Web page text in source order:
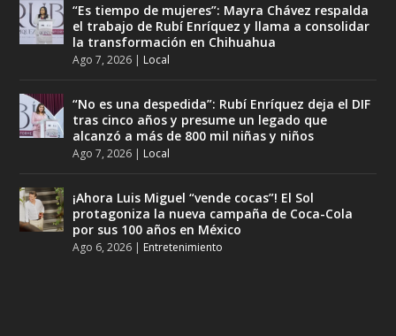
“Es tiempo de mujeres”: Mayra Chávez respalda
el trabajo de Rubí Enríquez y llama a consolidar
la transformación en Chihuahua
Ago 7, 2026 | Local
“No es una despedida”: Rubí Enríquez deja el DIF
tras cinco años y presume un legado que
alcanzó a más de 800 mil niñas y niños
Ago 7, 2026 | Local
¡Ahora Luis Miguel “vende cocas”! El Sol
protagoniza la nueva campaña de Coca-Cola
por sus 100 años en México
Ago 6, 2026 | Entretenimiento